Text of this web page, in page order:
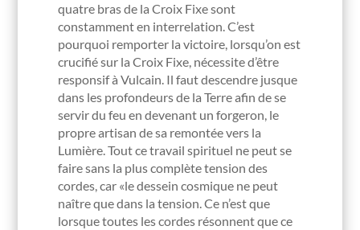
quatre bras de la Croix Fixe sont
constamment en interrelation. C’est
pourquoi remporter la victoire, lorsqu’on est
crucifié sur la Croix Fixe, nécessite d’être
responsif à Vulcain. Il faut descendre jusque
dans les profondeurs de la Terre afin de se
servir du feu en devenant un forgeron, le
propre artisan de sa remontée vers la
Lumière. Tout ce travail spirituel ne peut se
faire sans la plus complète tension des
cordes, car «le dessein cosmique ne peut
naître que dans la tension. Ce n’est que
lorsque toutes les cordes résonnent que ce